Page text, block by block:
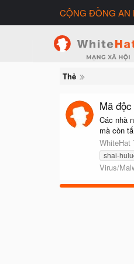
CỘNG ĐỒNG AN
Thẻ
Mã
Các nhà
mà còn
WhiteHat
shai-
Virus/